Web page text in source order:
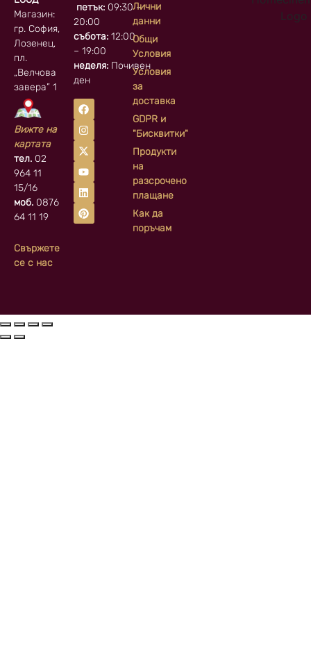
Магазин:
гр. София, кв.
Лозенец,
пл.
„Велчова
завера” 1
Вижте на
картата
тел. 02
964 11
15/16
моб. 0876
64 11 19
Свържете
се с нас
петък:09:30 –
20:00
събота:12:00
– 19:00
неделя:Почивен
ден
Лични
данни
Общи
Условия
Условия
за
доставка
GDPR и
"Бисквитки"
Продукти
на
разсрочено
плащане
Как да
поръчам